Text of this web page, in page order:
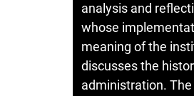
analysis and
whose
meaning of the
discusses the
administration.